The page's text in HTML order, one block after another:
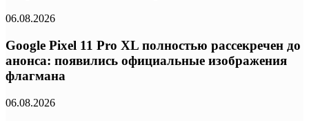
06.08.2026
Google Pixel 11 Pro XL полностью рассекречен до
анонса: появились официальные изображения
флагмана
06.08.2026